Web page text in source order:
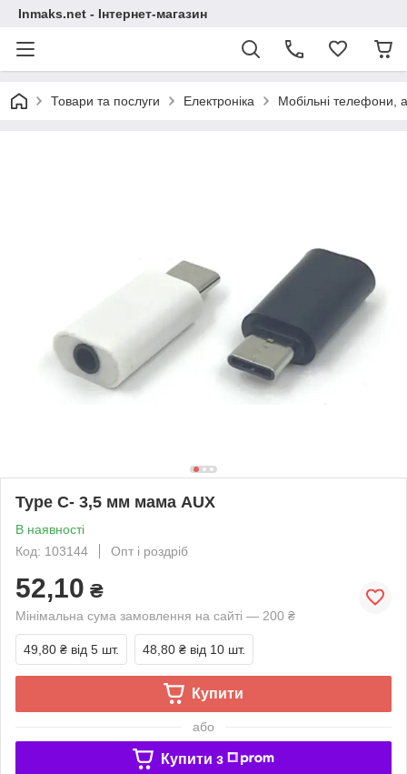
Inmaks.net - Інтернет-магазин
Товари та послуги Електроніка Мобільні телефони,
Type C- 3,5 мм мама AUX
В наявності
Код: 103144
Опт і роздріб
52,10 ₴
Мінімальна сума замовлення на сайті — 200 ₴
49,80 ₴ від 5 шт. 48,80 ₴ від 10 шт.
Купити
або
Купити з